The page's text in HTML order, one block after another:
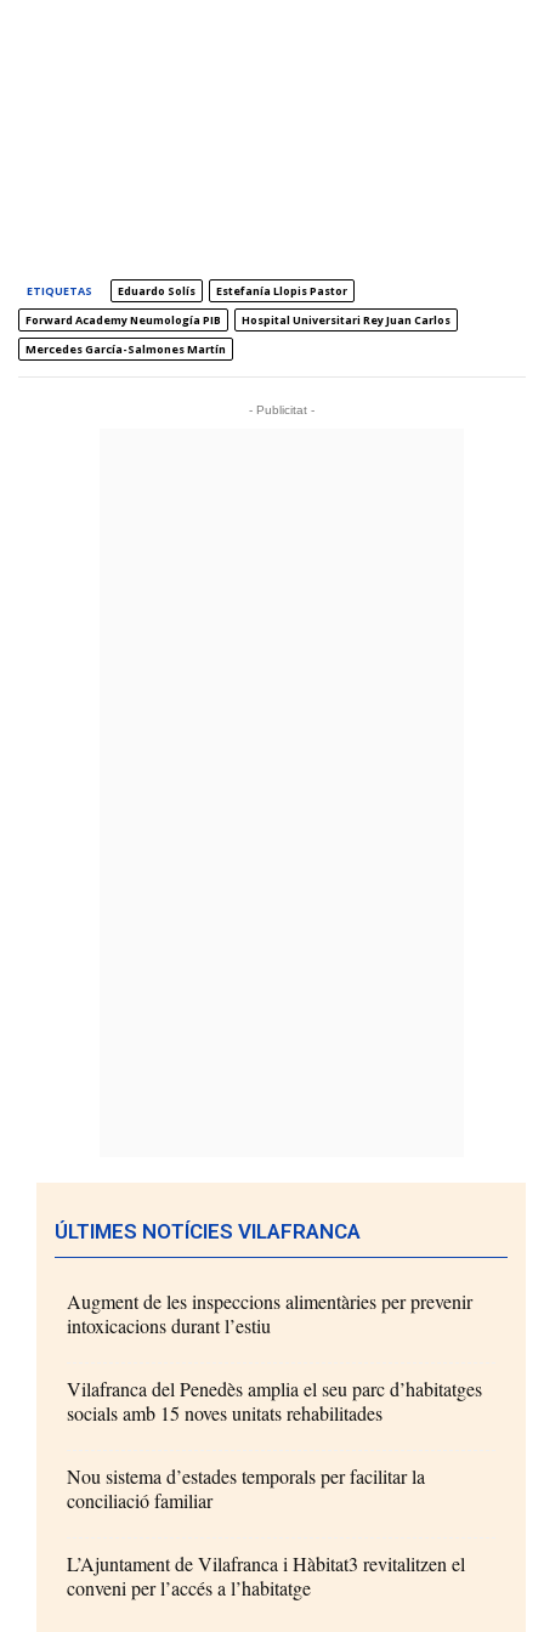
ETIQUETAS Eduardo Solís
Estefanía Llopis Pastor
Forward Academy Neumología PIB
Hospital Universitari Rey Juan Carlos
Mercedes García-Salmones Martín
- Publicitat -
ÚLTIMES NOTÍCIES VILAFRANCA
Augment de les inspeccions alimentàries per prevenir
intoxicacions durant l’estiu
Vilafranca del Penedès amplia el seu parc d’habitatges
socials amb 15 noves unitats rehabilitades
Nou sistema d’estades temporals per facilitar la
conciliació familiar
L’Ajuntament de Vilafranca i Hàbitat3 revitalitzen el
conveni per l’accés a l’habitatge